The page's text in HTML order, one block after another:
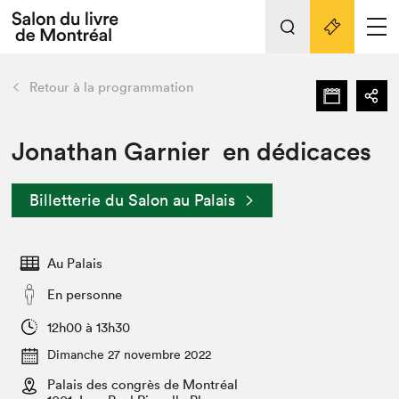
Espace médias
Espace exposant⋅e⋅s
Tout sur l'édition 2022
Actualités
Vidéos et Balados
Club de lecture Braindate
retour Nos activités
Édition 2022
Nous connaître
Projets partenaires 2022
Archives
Liens pratiques
Retour à la programmation
Jonathan Garnier en dédicaces
Billetterie du Salon au Palais
Au Palais
En personne
12h00 à 13h30
Dimanche 27 novembre 2022
Palais des congrès de Montréal